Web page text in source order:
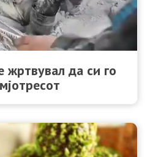
жртвувал да си го